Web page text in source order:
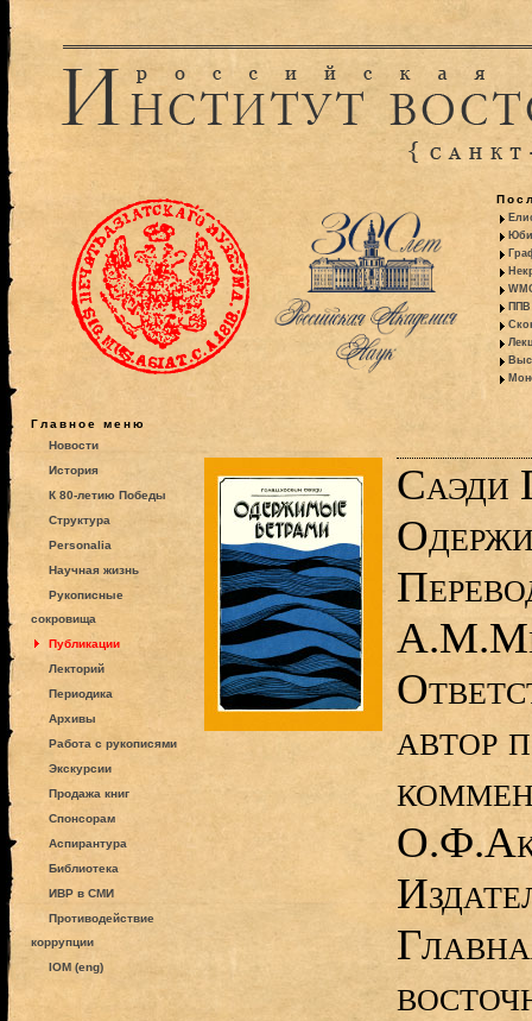
ППВ
Главное меню
Новости
История
К 80-летию Победы
Структура
Personalia
Научная жизнь
Рукописные
сокровища
Публикации
Лекторий
Периодика
Архивы
Работа с рукописями
Экскурсии
Продажа книг
Спонсорам
Аспирантура
Библиотека
ИВР в СМИ
Противодействие
коррупции
IOM (eng)
Саэди
автор